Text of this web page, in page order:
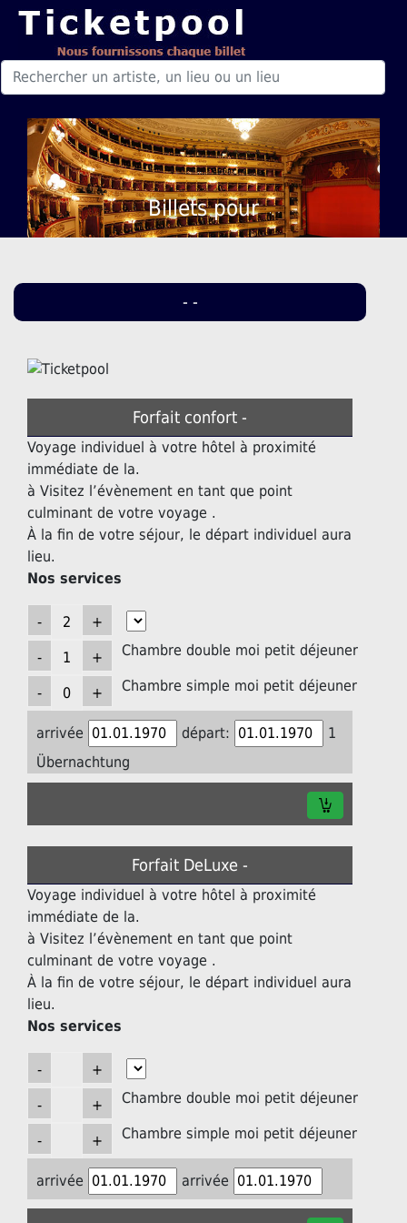
Billets pour
- -
Forfait confort -
Voyage individuel à votre hôtel à proximité
immédiate de la.
à Visitez l’évènement en tant que point
culminant de votre voyage .
À la fin de votre séjour, le départ individuel aura
lieu.
Nos services
Chambre double moi petit déjeuner
Chambre simple moi petit déjeuner
arrivée départ:
1
Übernachtung
Forfait DeLuxe -
Voyage individuel à votre hôtel à proximité
immédiate de la.
à Visitez l’évènement en tant que point
culminant de votre voyage .
À la fin de votre séjour, le départ individuel aura
lieu.
Nos services
Chambre double moi petit déjeuner
Chambre simple moi petit déjeuner
arrivée arrivée